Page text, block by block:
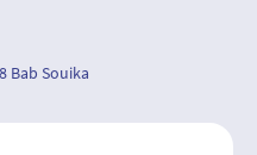
Bab Souika